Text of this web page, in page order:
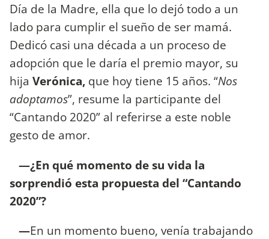
Día de la Madre, ella que lo dejó todo a un
lado para cumplir el sueño de ser mamá.
Dedicó casi una década a un proceso de
adopción que le daría el premio mayor, su
hija Verónica, que hoy tiene 15 años. “Nos
adoptamos”, resume la participante del
“Cantando 2020” al referirse a este noble
gesto de amor.
—¿En qué momento de su vida la
sorprendió esta propuesta del “Cantando
2020”?
—En un momento bueno, venía trabajando